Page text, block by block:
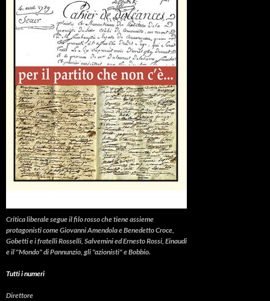
Critica liberalesegue il filo rosso che tiene assieme
protagonisti come Giovanni Amendola e Benedetto Croce,
Gobetti e i fratelli Rosselli, Salvemini ed Ernesto Rossi, Einaudi
e il "Mondo" di Pannunzio, gli "azionisti" e Bobbio.
Tutti i numeri
Direttore